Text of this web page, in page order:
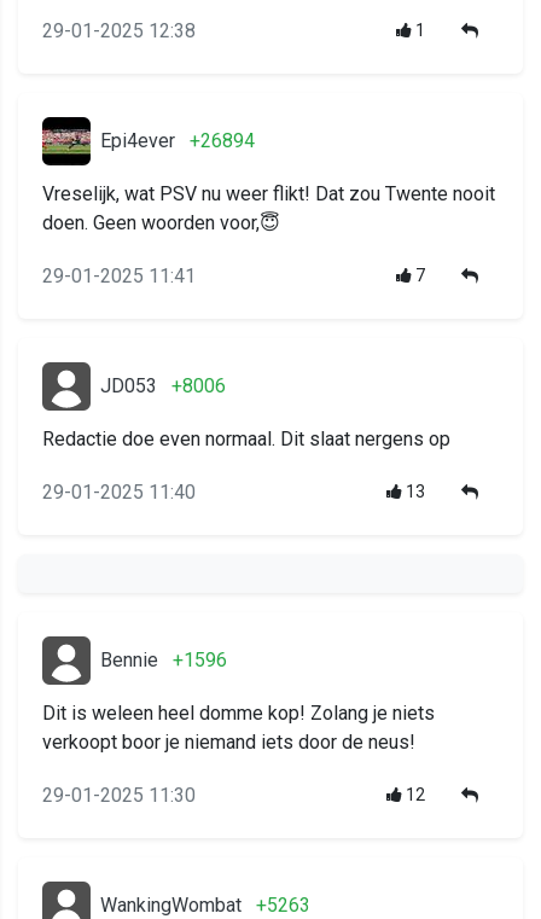
29-01-2025 12:38 1
Epi4ever +26894
Vreselijk, wat PSV nu weer flikt! Dat zou Twente nooit
doen. Geen woorden voor,😇
29-01-2025 11:41 7
JD053 +8006
Redactie doe even normaal. Dit slaat nergens op
29-01-2025 11:40 13
Bennie +1596
Dit is weleen heel domme kop! Zolang je niets
verkoopt boor je niemand iets door de neus!
29-01-2025 11:30 12
WankingWombat +5263